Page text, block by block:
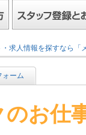
求人情報を探すなら「
ォーム
のお仕